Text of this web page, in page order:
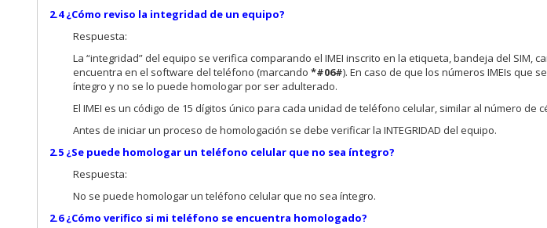
2.4 ¿Cómo reviso la integridad de un equipo?
Respuesta:
La “integridad” del equipo se verifica comparando el IMEI inscrito en la etiqueta, bandeja del SIM,
encuentra en el software del teléfono (marcando*#06#). En caso de que los números IMEIs que
íntegro y no se lo puede homologar por ser adulterado.
El IMEI es un código de 15 dígitos único para cada unidad de teléfono celular, similar al número de
Antes de iniciar un proceso de homologación se debe verificar la INTEGRIDAD del equipo.
2.5 ¿Se puede homologar un teléfono celular que no sea íntegro?
Respuesta:
No se puede homologar un teléfono celular que no sea íntegro.
2.6 ¿Cómo verifico si mi teléfono se encuentra homologado?